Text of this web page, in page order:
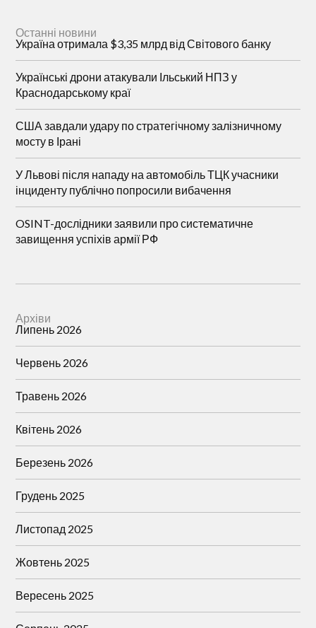
Останні новини
Україна отримала $3,35 млрд від Світового банку
Українські дрони атакували Ільський НПЗ у
Краснодарському краї
США завдали удару по стратегічному залізничному
мосту в Ірані
У Львові після нападу на автомобіль ТЦК учасники
інциденту публічно попросили вибачення
OSINT-дослідники заявили про систематичне
завищення успіхів армії РФ
Архіви
Липень 2026
Червень 2026
Травень 2026
Квітень 2026
Березень 2026
Грудень 2025
Листопад 2025
Жовтень 2025
Вересень 2025